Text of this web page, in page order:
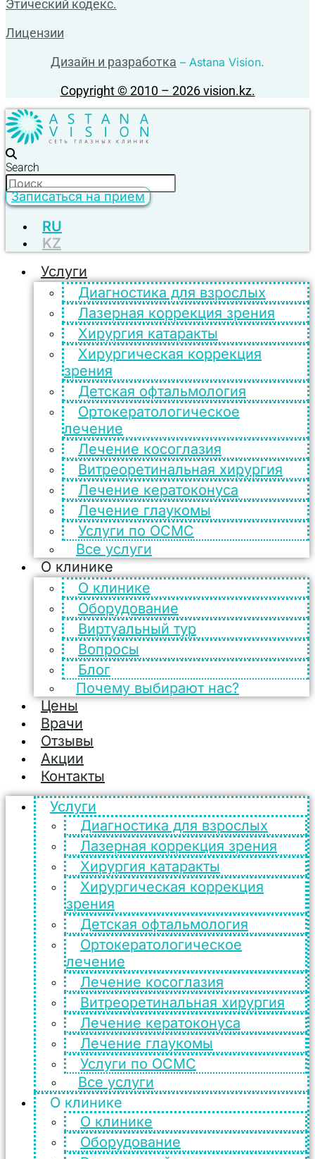
Этический кодекс.
Лицензии
Дизайн и разработка – Astana Vision.
Copyright © 2010 – 2026 vision.kz.
Search
Записаться на прием
RU
KZ
Услуги
Диагностика для взрослых
Лазерная коррекция зрения
Хирургия катаракты
Хирургическая коррекция
зрения
Детская офтальмология
Ортокератологическое
лечение
Лечение косоглазия
Витреоретинальная хирургия
Лечение кератоконуса
Лечение глаукомы
Услуги по ОСМС
Все услуги
О клинике
О клинике
Оборудование
Виртуальный тур
Вопросы
Блог
Почему выбирают нас?
Цены
Врачи
Отзывы
Акции
Контакты
Услуги
Диагностика для взрослых
Лазерная коррекция зрения
Хирургия катаракты
Хирургическая коррекция
зрения
Детская офтальмология
Ортокератологическое
лечение
Лечение косоглазия
Витреоретинальная хирургия
Лечение кератоконуса
Лечение глаукомы
Услуги по ОСМС
Все услуги
О клинике
О клинике
Оборудование